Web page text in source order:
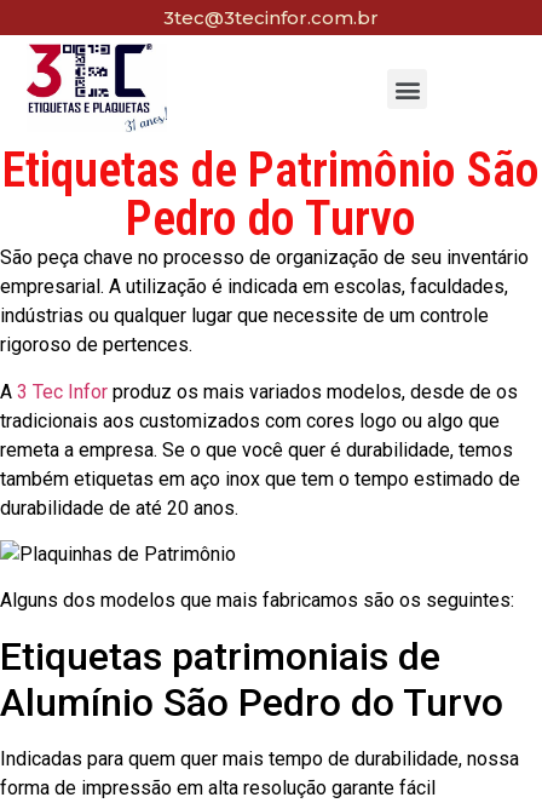
3tec@3tecinfor.com.br
Etiquetas de Patrimônio São
Pedro do Turvo
São peça chave no processo de organização de seu inventário
empresarial. A utilização é indicada em escolas, faculdades,
indústrias ou qualquer lugar que necessite de um controle
rigoroso de pertences.
A 3 Tec Infor produz os mais variados modelos, desde de os
tradicionais aos customizados com cores logo ou algo que
remeta a empresa. Se o que você quer é durabilidade, temos
também etiquetas em aço inox que tem o tempo estimado de
durabilidade de até 20 anos.
Alguns dos modelos que mais fabricamos são os seguintes:
Etiquetas patrimoniais de
Alumínio São Pedro do Turvo
Indicadas para quem quer mais tempo de durabilidade, nossa
forma de impressão em alta resolução garante fácil